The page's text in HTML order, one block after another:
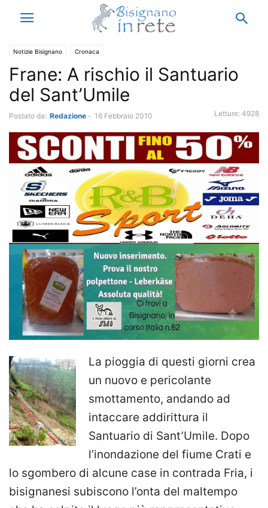
Notizie Bisignano Cronaca
Frane: A rischio il Santuario
del Sant’Umile
Postato da: Redazione - 16 Febbraio 2010 Letture: 4928
La pioggia di questi giorni crea
un nuovo e pericolante
smottamento, andando ad
intaccare addirittura il
Santuario di Sant’Umile. Dopo
l’inondazione del fiume Crati e
lo sgombero di alcune case in contrada Fria, i
bisignanesi subiscono l’onta del maltempo